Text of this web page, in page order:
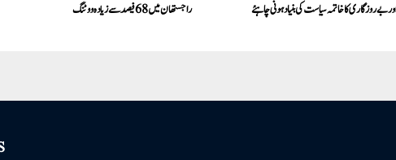
اور بے روزگاری کا خاتمہ سیاست کی بنیاد ہونی چاہئے راجستھان میں 68 فیصد سے زیادہ ووٹنگ